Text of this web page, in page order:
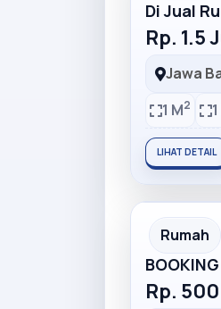
Di Jual
Rp. 1.5
Jawa
1 M2
LIHAT DETAIL
Partner
Rumah
Rp.